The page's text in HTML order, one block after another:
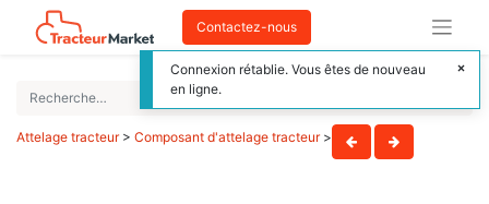
Contactez-nous
Attelage tracteur> Composant d'attelage tracteur>
Connexion rétablie. Vous êtes de nouveau
en ligne.